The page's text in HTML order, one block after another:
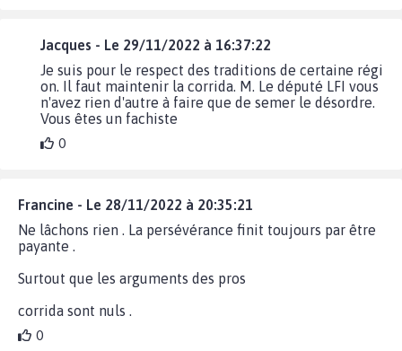
Jacques - Le 29/11/2022 à 16:37:22
Je suis pour le respect des traditions de certaine régi
on. Il faut maintenir la corrida. M. Le député LFI vous
n'avez rien d'autre à faire que de semer le désordre.
Vous êtes un fachiste
0
Francine - Le 28/11/2022 à 20:35:21
Ne lâchons rien . La persévérance finit toujours par être
payante .
Surtout que les arguments des pros
corrida sont nuls .
0